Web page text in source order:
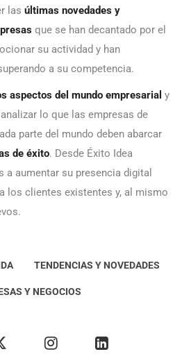
las últimas novedades y
que se han decantado por el
su actividad y han
a su competencia.
aspectos del mundo empresarial y
lo que las empresas de
parte del mundo deben abarcar
de éxito. Desde Éxito Idea
a aumentar su presencia digital
los clientes existentes y, al mismo
TENDENCIAS Y NOVEDADES
Y NEGOCIOS